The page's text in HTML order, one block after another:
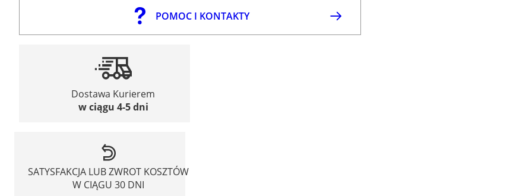
POMOC I KONTAKTY
Dostawa Kurierem
w ciągu 4-5 dni
SATYSFAKCJA LUB ZWROT KOSZTÓW
W CIĄGU 30 DNI